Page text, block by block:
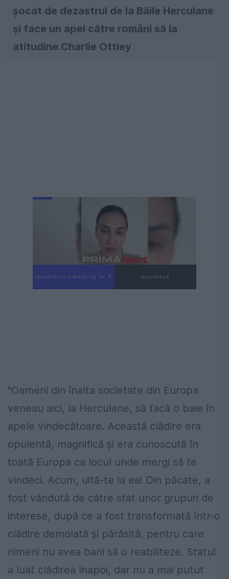
șocat de dezastrul de la Băile Herculane
și face un apel către români să ia
atitudine.Charlie Ottley
Următorul videoclip în 4 Anulează
"Oameni din înalta societate din Europa
veneau aici, la Herculane, să facă o baie în
apele vindecătoare. Această clădire era
opulentă, magnifică și era cunoscută în
toată Europa ca locul unde mergi să te
vindeci. Acum, uită-te la ea! Din păcate, a
fost vândută de către stat unor grupuri de
interese, după ce a fost transformată într-o
clădire demolată și părăsită, pentru care
nimeni nu avea bani să o reabiliteze. Statul
a luat clădirea înapoi, dar nu a mai putut